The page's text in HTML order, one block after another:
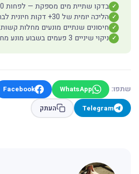
✓ בדקו שתיית מים מספקת — לפחות 50 מ"ל לכל ק"ג ביום
✓ הליכה יומית של 30+ דקות חיונית לבריאות ולנפש
✓ חיסונים שנתיים מונעים מחלות קשות
✓ ניקוי שיניים 3 פעמים בשבוע מונע מחלות חניכיים
שתפו: WhatsApp
Facebook
Telegram
העתק